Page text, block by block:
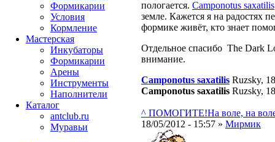
пологается. Camponotus saxatilis
земле. Кажется я на радостях
формике живёт, кто знает
Отдельное спасибо The Dark
внимание.
Camponotus saxatilis Ruzsky,
Camponotus saxatilis Ruzsky,
^ ПОМОГИТЕ!На воле, на
18/05/2012 - 15:57 » Мирмик
Формикарии
Условия
Кормление
Мастерская
Инкубаторы
Формикарии
Арены
Инструменты
Наполнители
Каталог
antclub.ru
Муравьи